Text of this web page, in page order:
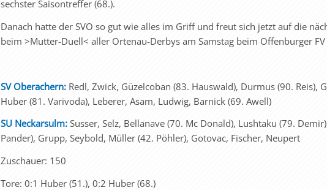
sechster Saisontreffer (68.).
Danach hatte der SVO so gut wie alles im Griff und freut sich jetzt auf die
beim >Mutter-Duell< aller Ortenau-Derbys am Samstag beim Offenburger
SV Oberachern: Redl, Zwick, Güzelcoban (83. Hauswald), Durmus (90. Reis),
Huber (81. Varivoda), Leberer, Asam, Ludwig, Barnick (69. Awell)
SU Neckarsulm: Susser, Selz, Bellanave (70. Mc Donald), Lushtaku (79.
Pander), Grupp, Seybold, Müller (42. Pöhler), Gotovac, Fischer, Neupert
Zuschauer: 150
Tore: 0:1 Huber (51.), 0:2 Huber (68.)